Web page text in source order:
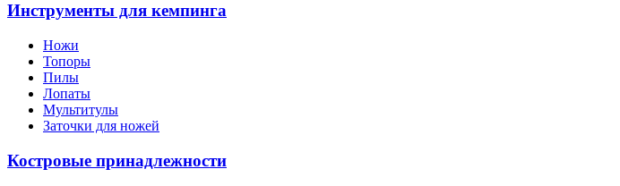
Инструменты для кемпинга
Ножи
Топоры
Пилы
Лопаты
Мультитулы
Заточки для ножей
Костровые принадлежности